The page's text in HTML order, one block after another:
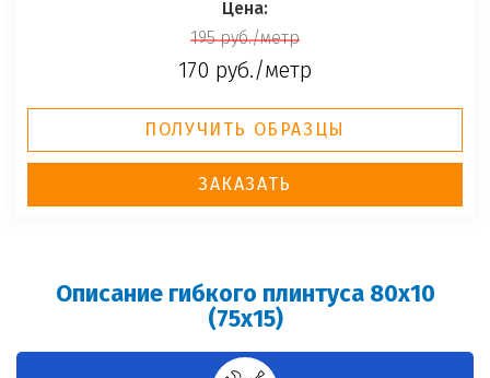
Цена:
195 руб./метр
170 руб./метр
ПОЛУЧИТЬ ОБРАЗЦЫ
ЗАКАЗАТЬ
Описание гибкого плинтуса 80х10
(75x15)